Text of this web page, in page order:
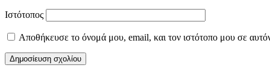
Ιστότοπος
Αποθήκευσε το όνομά μου, email, και τον ιστότοπο μου σε